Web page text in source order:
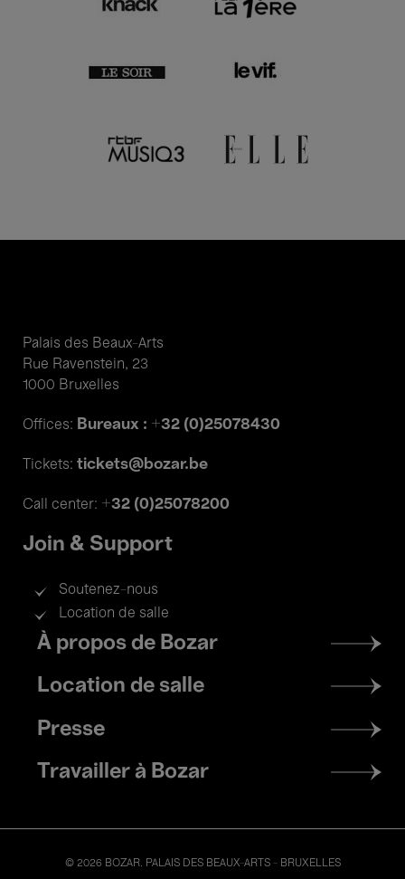
Palais des Beaux-Arts
Rue Ravenstein, 23
1000 Bruxelles
Offices: Bureaux : +32 (0)25078430
Tickets: tickets@bozar.be
Call center: +32 (0)25078200
Join & Support
Soutenez-nous
Location de salle
Footer
menu
À propos de Bozar
Location de salle
Presse
Travailler à Bozar
© 2026 BOZAR. PALAIS DES BEAUX-ARTS - BRUXELLES